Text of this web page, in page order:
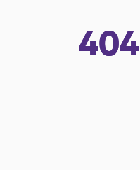
404